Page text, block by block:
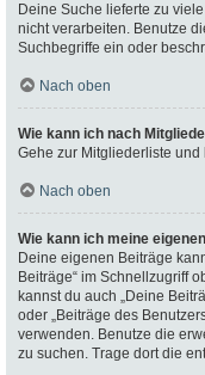
Deine Suche lieferte zu
nicht verarbeiten. Benutze
Suchbegriffe ein oder
Nach oben
Wie kann ich nach
Gehe zur Mitgliederliste und
Nach oben
Wie kann ich meine
Deine eigenen Beiträge
Beiträge“ im Schnellzugriff
kannst du auch „Deine
oder „Beiträge des
verwenden. Benutze die
zu suchen. Trage dort die